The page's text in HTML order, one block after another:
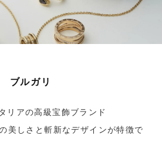
コンディションランクS
ヴァンクリーフ＆アーペル
ブルガリ
リアの高級宝飾ブランド
美しさと斬新なデザインが特徴で